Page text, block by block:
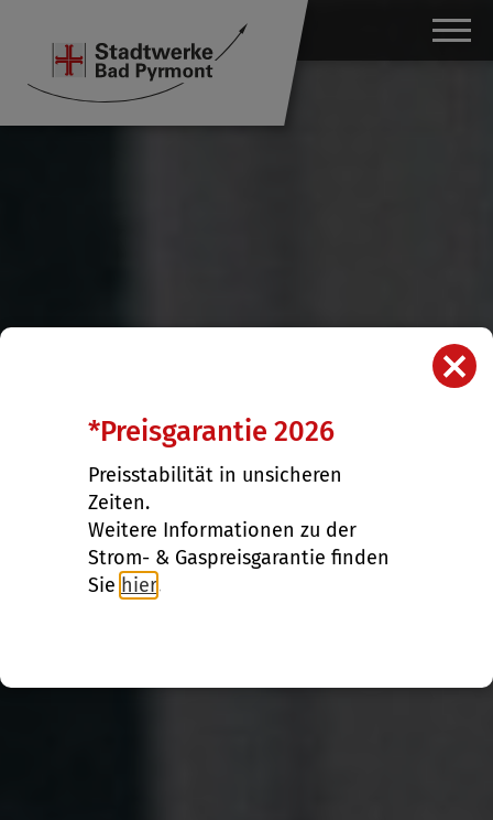
*Preisgarantie 2026
Preisstabilität in unsicheren
Zeiten.
Weitere Informationen zu der
Strom- & Gaspreisgarantie finden
Sie hier.
X